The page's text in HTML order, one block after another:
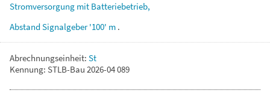
Stromversorgung mit Batteriebetrieb,
AbstandSignalgeber'100' m .
Abrechnungseinheit: St
Kennung: STLB-Bau 2026-04 089